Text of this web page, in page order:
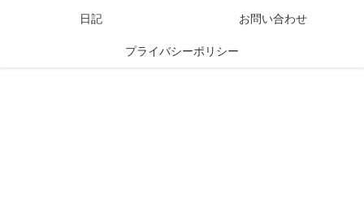
日記 お問い合わせ
プライバシーポリシー